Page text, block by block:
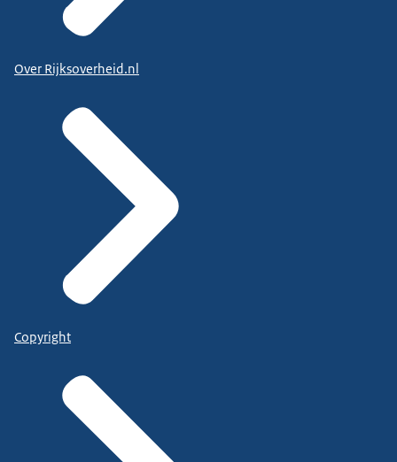
Over Rijksoverheid.nl
Copyright